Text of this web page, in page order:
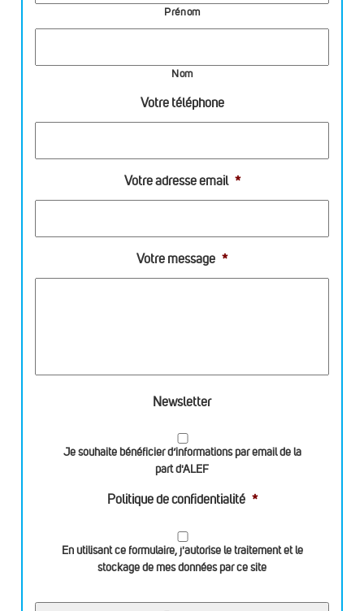
Prénom
Nom
Votre téléphone
Votre adresse email *
Votre message *
Newsletter
Je souhaite bénéficier d’informations par email de la
part d'ALEF
Politique de confidentialité *
En utilisant ce formulaire, j'autorise le traitement et le
stockage de mes données par ce site